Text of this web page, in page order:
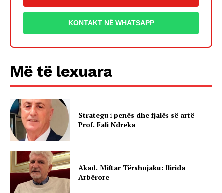
KONTAKT NË WHATSAPP
Më të lexuara
Strategu i penës dhe fjalës së artë –
Prof. Fali Ndreka
Akad. Miftar Tërshnjaku: Ilirida
Arbërore